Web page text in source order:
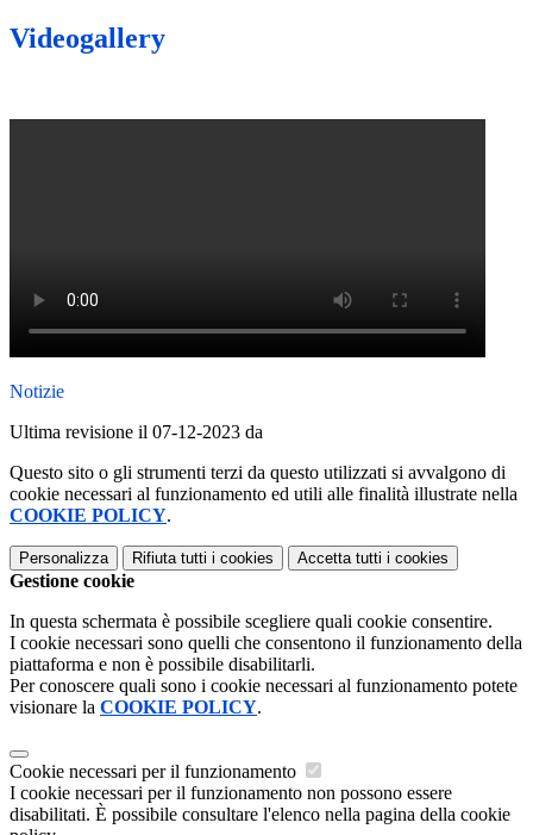
Videogallery
Notizie
Ultima revisione il 07-12-2023 da
Questo sito o gli strumenti terzi da questo utilizzati si avvalgono di
cookie necessari al funzionamento ed utili alle finalità illustrate nella
COOKIE POLICY.
Personalizza Rifiuta tutti i cookies Accetta tutti i cookies
Gestione cookie
In questa schermata è possibile scegliere quali cookie consentire.
I cookie necessari sono quelli che consentono il funzionamento della
piattaforma e non è possibile disabilitarli.
Per conoscere quali sono i cookie necessari al funzionamento potete
visionare la COOKIE POLICY.
Cookie necessari per il funzionamento
I cookie necessari per il funzionamento non possono essere
disabilitati. È possibile consultare l'elenco nella pagina della cookie